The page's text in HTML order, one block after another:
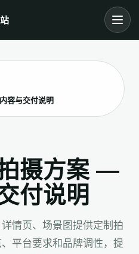
容与交付说明
摄方案 —
付说明
情页、场景图提供定制拍
平台要求和品牌调性，提